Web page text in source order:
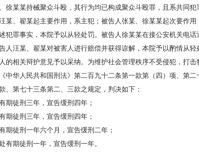
徐某某持械聚众斗殴，其行为均已构成聚众斗殴罪，且系共同
某、翟某起主要作用，系主犯；被告人张某、徐某某起次要作
犯罪事实，本院予以从轻处罚。被告人徐某某在接公安机关电
人汪某、翟某对被害人进行赔偿并获得谅解，本院予以酌情从
的相关辩护意见予以采纳。为维护社会管理秩序不受侵犯，打
中华人民共和国刑法》第二百九十二条第一款第（四）项、第
、第七十三条第二、三款之规定，判决如下：
期徒刑三年，宣告缓刑四年；
期徒刑三年，宣告缓刑四年；
期徒刑一年六个月，宣告缓刑二年；
有期徒刑一年，宣告缓刑一年。